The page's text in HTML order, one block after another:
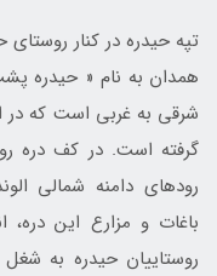
تپه حيدره در کنار روستاي
همدان به نام « حيدره
شرقي به غربي است که در
گرفته است. در کف دره
رودهاي دامنه شمالي
باغات و مزارع اين
روستاييان حيدره به شغل